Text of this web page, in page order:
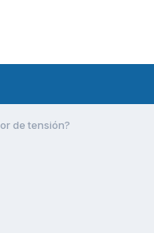
de tensión?